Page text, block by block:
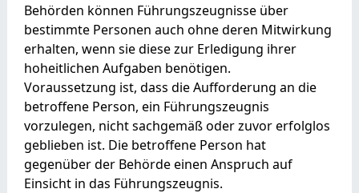
Behörden können Führungszeugnisse über
bestimmte Personen auch ohne deren Mitwirkung
erhalten, wenn sie diese zur Erledigung ihrer
hoheitlichen Aufgaben benötigen.
Voraussetzung ist, dass die Aufforderung an die
betroffene Person, ein Führungszeugnis
vorzulegen, nicht sachgemäß oder zuvor erfolglos
geblieben ist. Die betroffene Person hat
gegenüber der Behörde einen Anspruch auf
Einsicht in das Führungszeugnis.